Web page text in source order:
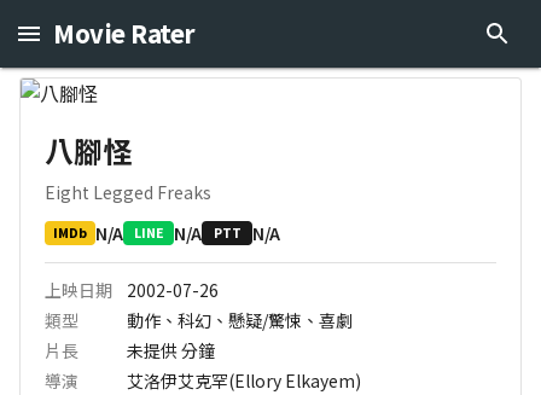
Movie Rater
八腳怪
Eight Legged Freaks
IMDb N/A LINE N/A PTT N/A
上映日期
2002-07-26
類型
動作、科幻、懸疑/驚悚、喜劇
片長
未提供分鐘
導演
艾洛伊艾克罕(Ellory Elkayem)